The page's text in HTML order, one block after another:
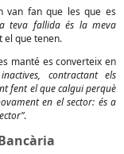
van fan que les que es
teva fallida és la meva
el que tenen.
manté es converteix en
contractant els
fent el que calgui perquè
en el sector: és a
.